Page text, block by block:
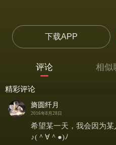
下载APP
评论 相似
精彩评论
旖圆纤月
2016年8月28日
希望某一天，我会因为
♪(＾∀＾●)ﾉ